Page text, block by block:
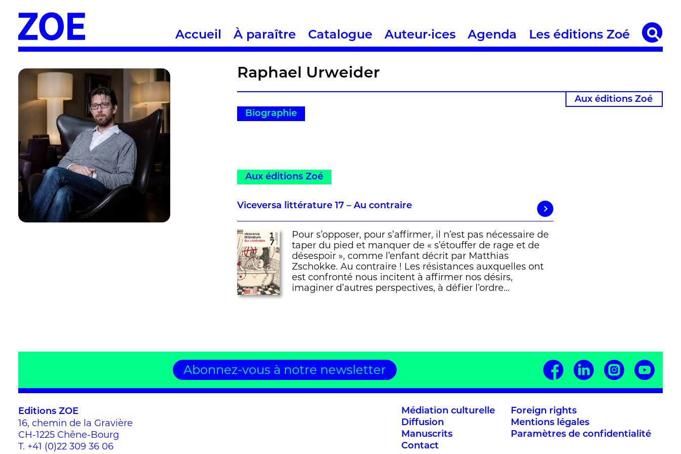
Accueil À paraître Catalogue Auteur·ices Agenda Les éditions Zoé
Raphael Urweider
Aux éditions Zoé
Biographie
Aux éditions Zoé
Viceversa littérature 17 – Au contraire
Pour s’opposer, pour s’affirmer, il n’est pas nécessaire de
taper du pied et manquer de « s’étouffer de rage et de
désespoir », comme l’enfant décrit par Matthias
Zschokke. Au contraire ! Les résistances auxquelles ont
est confronté nous incitent à affirmer nos désirs,
imaginer d’autres perspectives, à défier l’ordre…
Abonnez-vous à notre newsletter
Editions ZOE
16, chemin de la Gravière
CH-1225 Chêne-Bourg
T. +41 (0)22 309 36 06
Médiation culturelle
Diffusion
Manuscrits
Contact
Foreign rights
Mentions légales
Paramètres de confidentialité